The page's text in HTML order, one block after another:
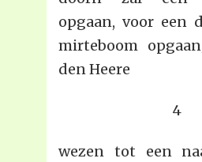
opgaan, voor een
mirteboom
den Heere
4
wezen tot een